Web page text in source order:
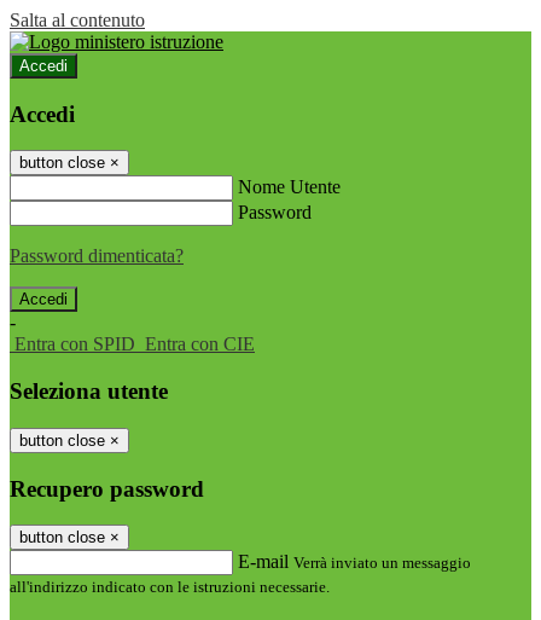
Salta al contenuto
Accedi
Accedi
button close ×
Nome Utente
Password
Password dimenticata?
-
Entra con SPID Entra con CIE
Seleziona utente
button close ×
Recupero password
button close ×
E-mail Verrà inviato un messaggio
all'indirizzo indicato con le istruzioni necessarie.